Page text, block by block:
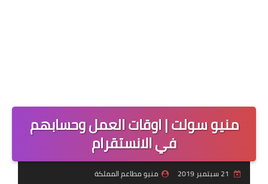
منيو سولت | اوقات العمل وحسابهم
في الانستقرام
منيو مطاعم المملكة